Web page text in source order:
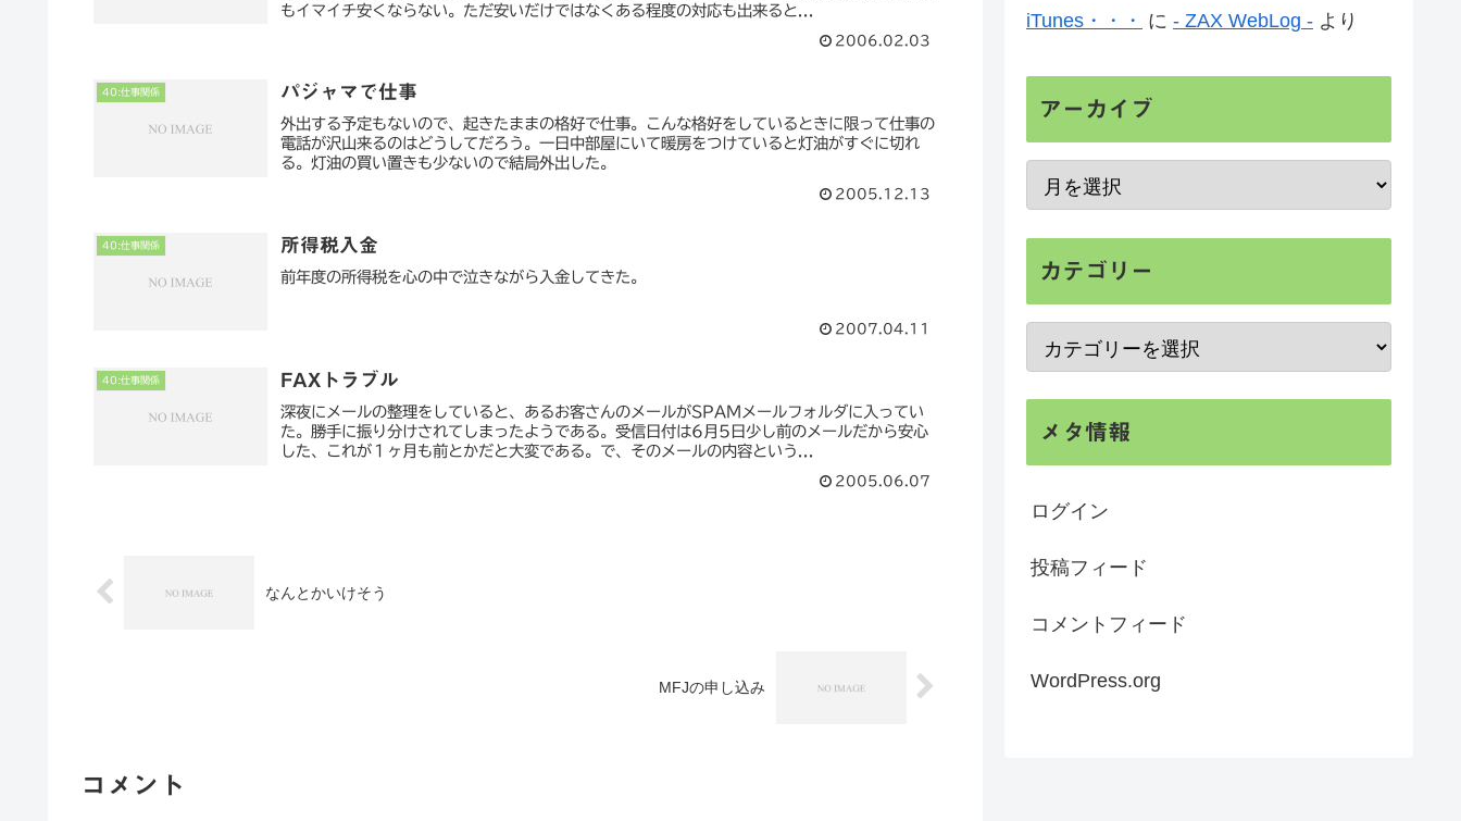
もイマイチ安くならない。ただ安いだけではなくある程度の対応も出来ると...
2006.02.03
40:仕事関係 パジャマで仕事
外出する予定もないので、起きたままの格好で仕事。こんな格好をしているときに限って仕事の
電話が沢山来るのはどうしてだろう。一日中部屋にいて暖房をつけていると灯油がすぐに切れ
る。灯油の買い置きも少ないので結局外出した。
2005.12.13
40:仕事関係 所得税入金
前年度の所得税を心の中で泣きながら入金してきた。
2007.04.11
40:仕事関係 FAXトラブル
深夜にメールの整理をしていると、あるお客さんのメールがSPAMメールフォルダに入ってい
た。勝手に振り分けされてしまったようである。受信日付は6月5日少し前のメールだから安心
した、これが１ヶ月も前とかだと大変である。で、そのメールの内容という...
2005.06.07
なんとかいけそう
MFJの申し込み
コメント
iTunes・・・ に - ZAX WebLog - より
アーカイブ
カテゴリー
メタ情報
ログイン
投稿フィード
コメントフィード
WordPress.org